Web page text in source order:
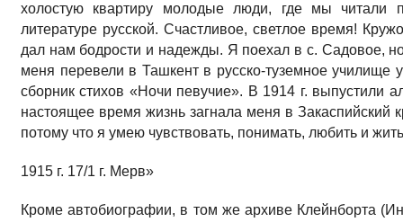
холостую квартиру молодые люди, где мы читали
литературе русской. Счастливое, светлое время!
дал нам бодрости и надежды. Я поехал в с. Садовое,
меня перевели в Ташкент в русско-туземное училище
сборник стихов «Ночи певучие». В 1914 г. выпустили
настоящее время жизнь загнала меня в Закаспийский
потому что я умею чувствовать, понимать, любить и
1915 г. 17/1 г. Мерв»
Кроме автобиографии, в том же архиве Клейнборта